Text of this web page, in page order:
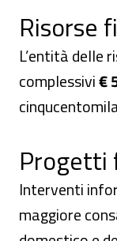
Risorse
L’entità delle
complessivi€
Progetti
Interventi
maggiore